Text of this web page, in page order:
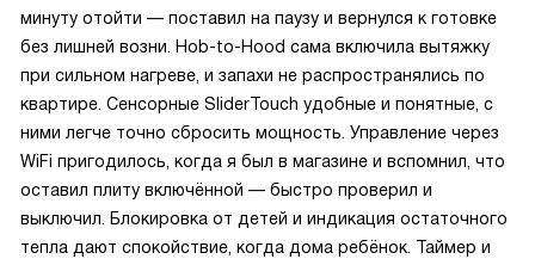
минуту отойти — поставил на паузу и вернулся к готовке
без лишней возни. Hob-to-Hood сама включила вытяжку
при сильном нагреве, и запахи не распространялись по
квартире. Сенсорные SliderTouch удобные и понятные, с
ними легче точно сбросить мощность. Управление через
WiFi пригодилось, когда я был в магазине и вспомнил, что
оставил плиту включённой — быстро проверил и
выключил. Блокировка от детей и индикация остаточного
тепла дают спокойствие, когда дома ребёнок. Таймер и